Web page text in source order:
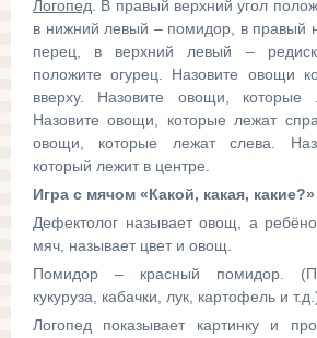
Логопед . В правый верхний угол
в нижний левый – помидор, в правый
перец, в верхний левый –
положите огурец. Назовите овощи
вверху. Назовите овощи, которые
Назовите овощи, которые лежат
овощи, которые лежат слева.
который лежит в центре.
Игра с мячом «Какой, какая, какие?»
Дефектолог называет овощ, а
мяч, называет цвет и овощ.
Помидор – красный помидор.
кукуруза, кабачки, лук, картофель и
Логопед показывает картинку и